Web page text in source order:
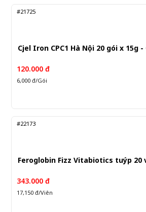
#21725
Cjel Iron CPC1 Hà Nội 20 gói x 15g
120.000 đ
6,000 đ/Gói
#22173
Feroglobin Fizz Vitabiotics tuýp 20
343.000 đ
17,150 đ/Viên